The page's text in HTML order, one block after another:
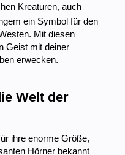
Kreaturen, auch
ein Symbol für den
Mit diesen
Geist mit deiner
erwecken.
Welt der
ihre enorme Größe,
Hörner bekannt